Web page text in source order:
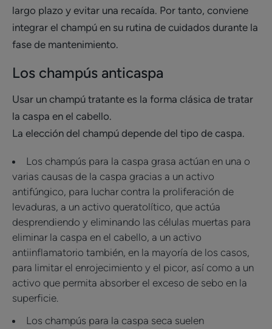
largo plazo y evitar una recaída. Por tanto, conviene
integrar el champú en su rutina de cuidados durante la
fase de mantenimiento.
Los champús anticaspa
Usar un champú tratante es la forma clásica de tratar
la caspa en el cabello.
La elección del champú depende del tipo de caspa.
Los champús para la caspa grasa actúan en una o
varias causas de la caspa gracias a un activo
antifúngico, para luchar contra la proliferación de
levaduras, a un activo queratolítico, que actúa
desprendiendo y eliminando las células muertas para
eliminar la caspa en el cabello, a un activo
antiinflamatorio también, en la mayoría de los casos,
para limitar el enrojecimiento y el picor, así como a un
activo que permita absorber el exceso de sebo en la
superficie.
Los champús para la caspa seca suelen